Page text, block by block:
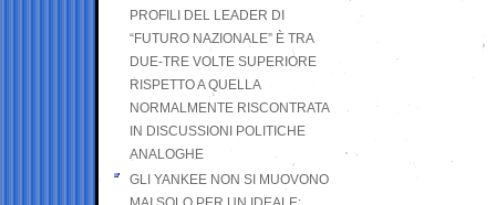
PROFILI DEL LEADER DI
“FUTURO NAZIONALE” È TRA
DUE-TRE VOLTE SUPERIORE
RISPETTO A QUELLA
NORMALMENTE RISCONTRATA
IN DISCUSSIONI POLITICHE
ANALOGHE
GLI YANKEE NON SI MUOVONO